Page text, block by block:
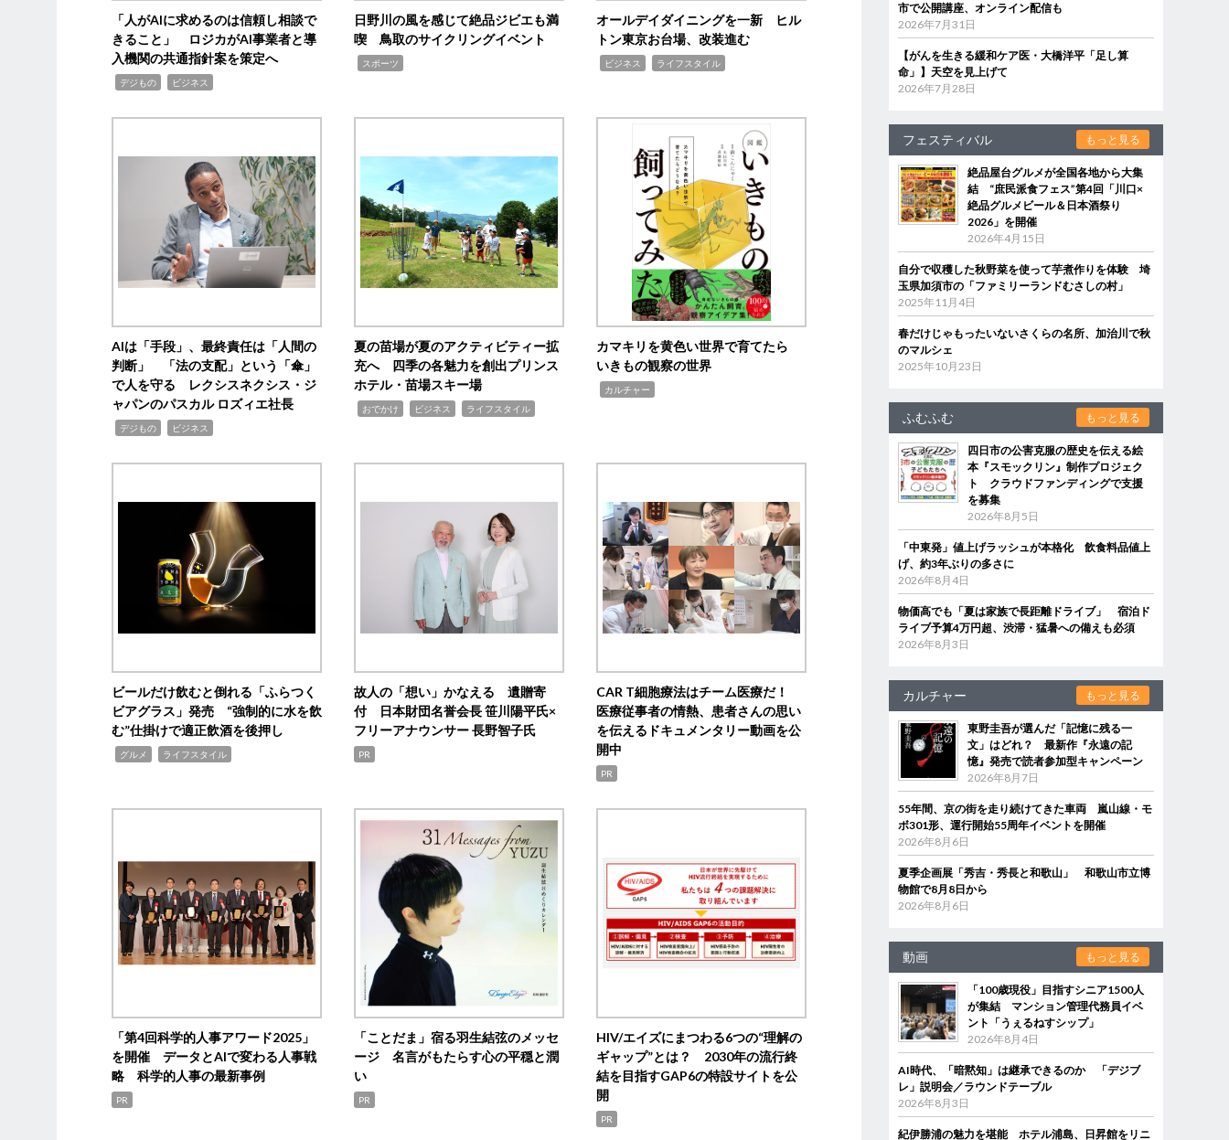
「人がAIに求めるのは信頼し相談で
きること」 ロジカがAI事業者と導
入機関の共通指針案を策定へ
デジもの ビジネス
日野川の風を感じて絶品ジビエも満
喫 鳥取のサイクリングイベント
スポーツ
オールデイダイニングを一新 ヒル
トン東京お台場、改装進む
ビジネス ライフスタイル
AIは「手段」、最終責任は「人間の
判断」 「法の支配」という「傘」
で人を守る レクシスネクシス・ジ
ャパンのパスカル ロズィエ社長
デジもの ビジネス
夏の苗場が夏のアクティビティー拡
充へ 四季の各魅力を創出プリンス
ホテル・苗場スキー場
おでかけ ビジネス ライフスタイル
カマキリを黄色い世界で育てたら
いきもの観察の世界
カルチャー
ビールだけ飲むと倒れる「ふらつく
ビアグラス」発売 “強制的に水を飲
む”仕掛けで適正飲酒を後押し
グルメ ライフスタイル
故人の「想い」かなえる 遺贈寄
付 日本財団名誉会長 笹川陽平氏×
フリーアナウンサー 長野智子氏
PR
CAR T細胞療法はチーム医療だ！
医療従事者の情熱、患者さんの思い
を伝えるドキュメンタリー動画を公
開中
PR
「第4回科学的人事アワード2025」
を開催 データとAIで変わる人事戦
略 科学的人事の最新事例
PR
「ことだま」宿る羽生結弦のメッセ
ージ 名言がもたらす心の平穏と潤
い
PR
HIV/エイズにまつわる6つの“理解の
ギャップ”とは？ 2030年の流行終
結を目指すGAP6の特設サイトを公
開
PR
市で公開講座、オンライン配信も
2026年7月31日
【がんを生きる緩和ケア医・大橋洋平「足し算
命」】天空を見上げて
2026年7月28日
フェスティバル もっと見る
絶品屋台グルメが全国各地から大集
結 “庶民派食フェス”第4回「川口×
絶品グルメビール＆日本酒祭り
2026」を開催
2026年4月15日
自分で収穫した秋野菜を使って芋煮作りを体験 埼
玉県加須市の「ファミリーランドむさしの村」
2025年11月4日
春だけじゃもったいないさくらの名所、加治川で秋
のマルシェ
2025年10月23日
ふむふむ もっと見る
四日市の公害克服の歴史を伝える絵
本『スモックリン』制作プロジェク
ト クラウドファンディングで支援
を募集
2026年8月5日
「中東発」値上げラッシュが本格化 飲食料品値上
げ、約3年ぶりの多さに
2026年8月4日
物価高でも「夏は家族で長距離ドライブ」 宿泊ド
ライブ予算4万円超、渋滞・猛暑への備えも必須
2026年8月3日
カルチャー もっと見る
東野圭吾が選んだ「記憶に残る一
文」はどれ？ 最新作『永遠の記
憶』発売で読者参加型キャンペーン
2026年8月7日
55年間、京の街を走り続けてきた車両 嵐山線・モ
ボ301形、運行開始55周年イベントを開催
2026年8月6日
夏季企画展「秀吉・秀長と和歌山」 和歌山市立博
物館で8月8日から
2026年8月6日
動画 もっと見る
「100歳現役」目指すシニア1500人
が集結 マンション管理代務員イベ
ント「うぇるねすシップ」
2026年8月4日
AI時代、「暗黙知」は継承できるのか 「デジブ
レ」説明会／ラウンドテーブル
2026年8月3日
紀伊勝浦の魅力を堪能 ホテル浦島、日昇館をリニ